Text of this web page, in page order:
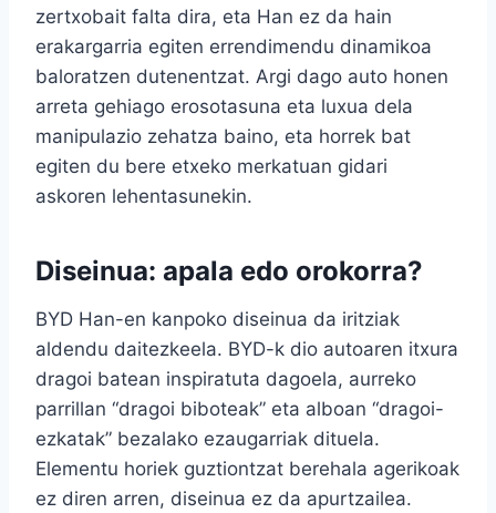
zertxobait falta dira, eta Han ez da hain
erakargarria egiten errendimendu dinamikoa
baloratzen dutenentzat. Argi dago auto honen
arreta gehiago erosotasuna eta luxua dela
manipulazio zehatza baino, eta horrek bat
egiten du bere etxeko merkatuan gidari
askoren lehentasunekin.
Diseinua: apala edo orokorra?
BYD Han-en kanpoko diseinua da iritziak
aldendu daitezkeela. BYD-k dio autoaren itxura
dragoi batean inspiratuta dagoela, aurreko
parrillan “dragoi biboteak” eta alboan “dragoi-
ezkatak” bezalako ezaugarriak dituela.
Elementu horiek guztiontzat berehala agerikoak
ez diren arren, diseinua ez da apurtzailea.